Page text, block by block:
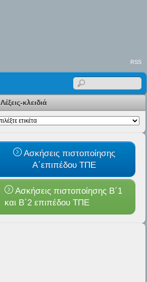
RSS
Λέξεις-κλειδιά
Ασκήσεις πιστοποίησης
Α΄επιπέδου ΤΠΕ
Ασκήσεις πιστοποίησης Β΄1
και B΄2 επιπέδου ΤΠΕ